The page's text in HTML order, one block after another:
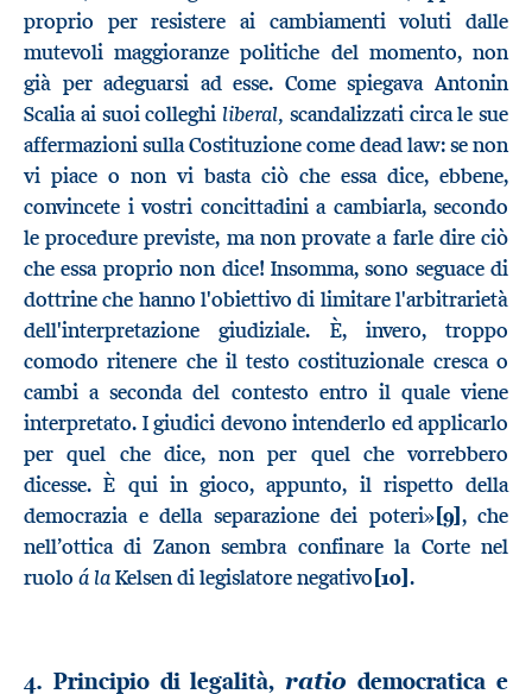
proprio per resistere ai cambiamenti voluti dalle
mutevoli maggioranze politiche del momento, non
già per adeguarsi ad esse. Come spiegava Antonin
Scalia ai suoi colleghi liberal, scandalizzati circa le sue
affermazioni sulla Costituzione come dead law: se non
vi piace o non vi basta ciò che essa dice, ebbene,
convincete i vostri concittadini a cambiarla, secondo
le procedure previste, ma non provate a farle dire ciò
che essa proprio non dice! Insomma, sono seguace di
dottrine che hanno l'obiettivo di limitare l'arbitrarietà
dell'interpretazione giudiziale. È, invero, troppo
comodo ritenere che il testo costituzionale cresca o
cambi a seconda del contesto entro il quale viene
interpretato. I giudici devono intenderlo ed applicarlo
per quel che dice, non per quel che vorrebbero
dicesse. È qui in gioco, appunto, il rispetto della
democrazia e della separazione dei poteri»[9], che
nell’ottica di Zanon sembra confinare la Corte nel
ruolo á laKelsen di legislatore negativo [10].
4. Principio di legalità,ratiodemocratica e